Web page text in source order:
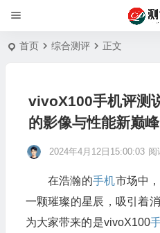
首页 综合测评 正文
vivoX100手机评测
的影像与性能新巅峰
2024年4月12日15:00:03 阅
在浩瀚的手机市场中
一颗璀璨的星辰，吸引着
为大家带来的是vivoX100